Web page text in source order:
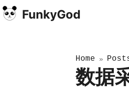
FunkyGod
Home »
数据